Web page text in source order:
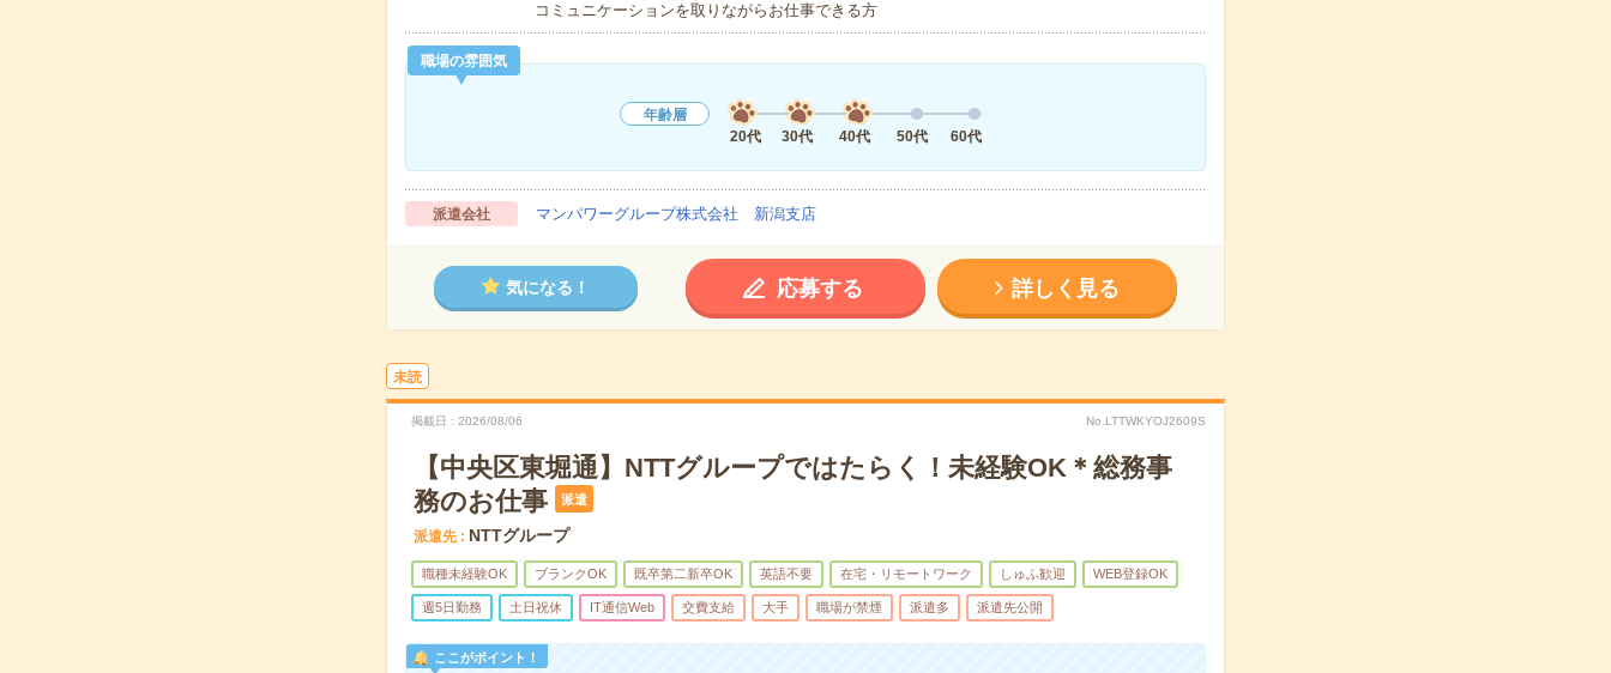
コミュニケーションを取りながらお仕事できる方
職場の雰囲気
年齢層
20代
30代 40代 50代 60代
派遣会社 マンパワーグループ株式会社 新潟支店
気になる！ 応募する 詳しく見る
未読
掲載日 2026/08/06 No.LTTWKYOJ2609S
【中央区東堀通】NTTグループではたらく！未経験OK＊総務事
務のお仕事
派遣
派遣先 NTTグループ
職種未経験OK ブランクOK 既卒第二新卒OK 英語不要 在宅・リモートワーク しゅふ歓迎 WEB登録OK
週5日勤務 土日祝休 IT通信Web 交費支給 大手 職場が禁煙 派遣多 派遣先公開
ここがポイント！